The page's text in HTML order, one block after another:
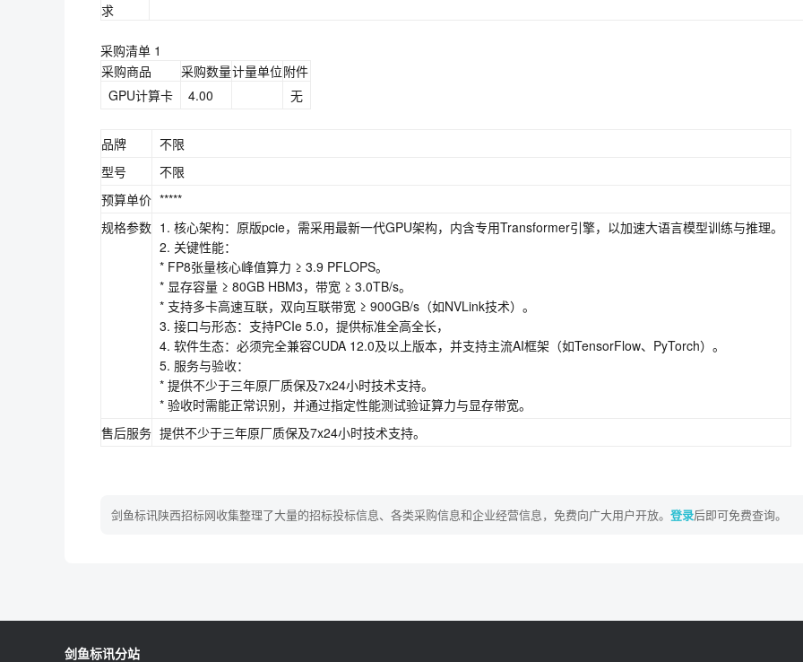
求
采购清单 1
采购商品
采购数量计量单位附件
GPU计算卡
4.00 无
品牌
不限
型号
不限
预算单价 *****
规格参数 1. 核心架构：原版pcie，需采用最新一代GPU架构，内含专用Transformer引擎，以加速大语言模型训练与推理。
2. 关键性能：
* FP8张量核心峰值算力 ≥ 3.9 PFLOPS。
* 显存容量 ≥ 80GB HBM3，带宽 ≥ 3.0TB/s。
* 支持多卡高速互联，双向互联带宽 ≥ 900GB/s（如NVLink技术）。
3. 接口与形态：支持PCIe 5.0，提供标准全高全长，
4. 软件生态：必须完全兼容CUDA 12.0及以上版本，并支持主流AI框架（如TensorFlow、PyTorch）。
5. 服务与验收：
* 提供不少于三年原厂质保及7x24小时技术支持。
* 验收时需能正常识别，并通过指定性能测试验证算力与显存带宽。
售后服务 提供不少于三年原厂质保及7x24小时技术支持。
剑鱼标讯陕西招标网收集整理了大量的招标投标信息、各类采购信息和企业经营信息，免费向广大用户开放。 登录后即可免费查询。
剑鱼标讯分站